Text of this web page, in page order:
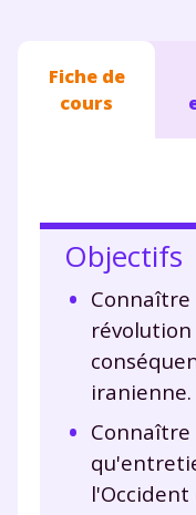
Fiche de
cours
Objectifs
Connaître
iranienne.
l'Occident